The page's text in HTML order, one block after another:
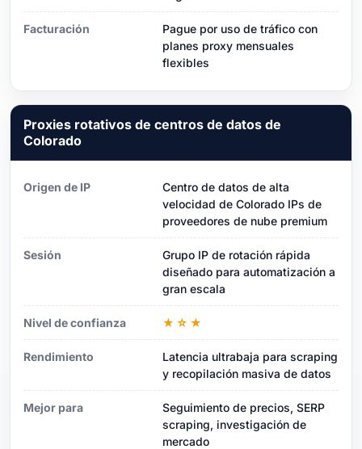
Facturación
Pague por uso de tráfico con
planes proxy mensuales
flexibles
Proxies rotativos de centros de datos de
Colorado
Origen de IP
Centro de datos de alta
velocidad de Colorado IPs de
proveedores de nube premium
Sesión
Grupo IP de rotación rápida
diseñado para automatización a
gran escala
Nivel de confianza ★☆★
Rendimiento
Latencia ultrabaja para scraping
y recopilación masiva de datos
Mejor para
Seguimiento de precios, SERP
scraping, investigación de
mercado